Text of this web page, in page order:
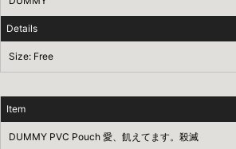
Details
Size: Free
Item
DUMMY PVC Pouch 愛、飢えてます。殺滅